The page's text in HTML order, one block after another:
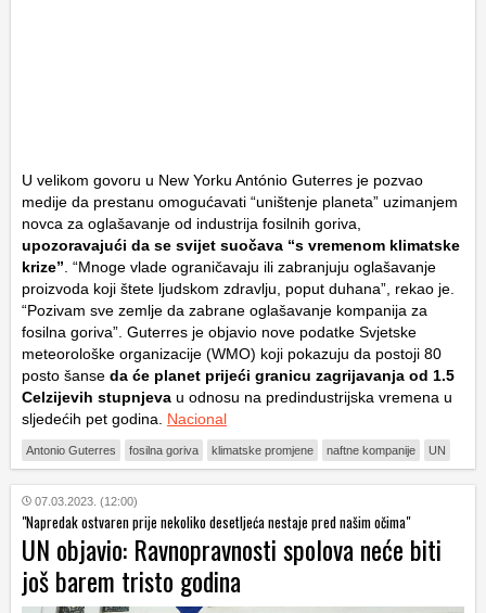
U velikom govoru u New Yorku António Guterres je pozvao
medije da prestanu omogućavati “uništenje planeta” uzimanjem
novca za oglašavanje od industrija fosilnih goriva,
upozoravajući da se svijet suočava “s vremenom klimatske
krize” . “Mnoge vlade ograničavaju ili zabranjuju oglašavanje
proizvoda koji štete ljudskom zdravlju, poput duhana”, rekao je.
“Pozivam sve zemlje da zabrane oglašavanje kompanija za
fosilna goriva”. Guterres je objavio nove podatke Svjetske
meteorološke organizacije (WMO) koji pokazuju da postoji 80
posto šanse da će planet prijeći granicu zagrijavanja od 1.5
Celzijevih stupnjeva u odnosu na predindustrijska vremena u
sljedećih pet godina. Nacional
Antonio Guterres fosilna goriva klimatske promjene naftne kompanije UN
07.03.2023. (12:00)
"Napredak ostvaren prije nekoliko desetljeća nestaje pred našim očima"
UN objavio: Ravnopravnosti spolova neće biti
još barem tristo godina